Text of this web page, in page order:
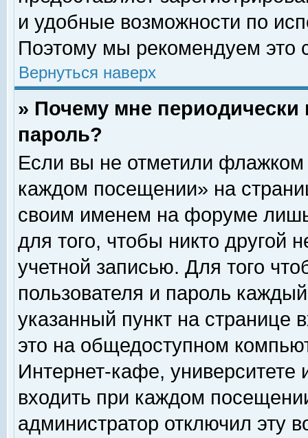
и удобные возможности по
Поэтому мы рекомендуем это
Вернуться наверх
» Почему мне
пароль?
Если вы не отметили флажком
каждом посещении» на
своим именем на форуме
для того, чтобы никто другой
учетной записью. Для того
пользователя и пароль
указанный пункт на
это на общедоступном
Интернет-кафе, университете
входить при каждом
администратор отключил эту